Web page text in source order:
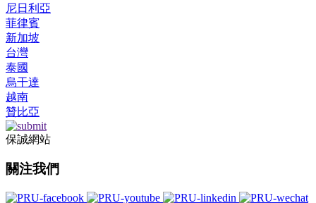
尼日利亞
菲律賓
新加坡
台灣
泰國
烏干達
越南
贊比亞
保誠網站
關注我們